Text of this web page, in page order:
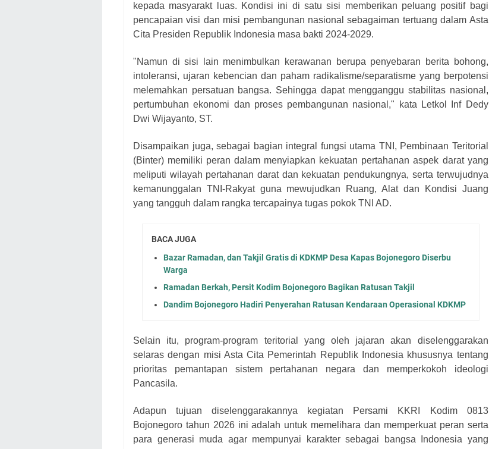
kepada masyarakt luas. Kondisi ini di satu sisi memberikan peluang positif bagi
pencapaian visi dan misi pembangunan nasional sebagaiman tertuang dalam Asta
Cita Presiden Republik Indonesia masa bakti 2024-2029.
"Namun di sisi lain menimbulkan kerawanan berupa penyebaran berita bohong,
intoleransi, ujaran kebencian dan paham radikalisme/separatisme yang berpotensi
melemahkan persatuan bangsa. Sehingga dapat mengganggu stabilitas nasional,
pertumbuhan ekonomi dan proses pembangunan nasional," kata Letkol Inf Dedy
Dwi Wijayanto, ST.
Disampaikan juga, sebagai bagian integral fungsi utama TNI, Pembinaan Teritorial
(Binter) memiliki peran dalam menyiapkan kekuatan pertahanan aspek darat yang
meliputi wilayah pertahanan darat dan kekuatan pendukungnya, serta terwujudnya
kemanunggalan TNI-Rakyat guna mewujudkan Ruang, Alat dan Kondisi Juang
yang tangguh dalam rangka tercapainya tugas pokok TNI AD.
BACA JUGA
Bazar Ramadan, dan Takjil Gratis di KDKMP Desa Kapas Bojonegoro Diserbu
Warga
Ramadan Berkah, Persit Kodim Bojonegoro Bagikan Ratusan Takjil
Dandim Bojonegoro Hadiri Penyerahan Ratusan Kendaraan Operasional KDKMP
Selain itu, program-program teritorial yang oleh jajaran akan diselenggarakan
selaras dengan misi Asta Cita Pemerintah Republik Indonesia khususnya tentang
prioritas pemantapan sistem pertahanan negara dan memperkokoh ideologi
Pancasila.
Adapun tujuan diselenggarakannya kegiatan Persami KKRI Kodim 0813
Bojonegoro tahun 2026 ini adalah untuk memelihara dan memperkuat peran serta
para generasi muda agar mempunyai karakter sebagai bangsa Indonesia yang